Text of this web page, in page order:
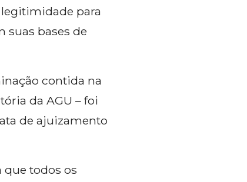
para
suas bases de
contida na
da AGU – foi
de ajuizamento
que todos os